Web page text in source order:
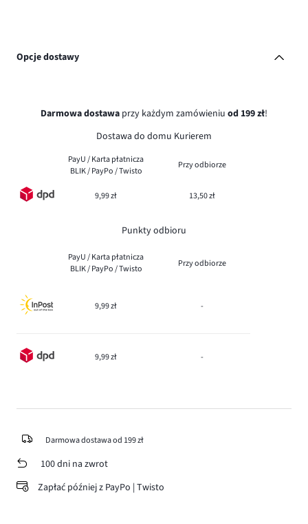
Opcje dostawy
Darmowa dostawa przy każdym zamówieniu od 199 zł!
Dostawa do domu Kurierem
PayU / Karta płatnicza
BLIK / PayPo / Twisto
Przy odbiorze
9,99 zł 13,50 zł
Punkty odbioru
PayU / Karta płatnicza
BLIK / PayPo / Twisto
Przy odbiorze
9,99 zł -
9,99 zł -
Darmowa dostawa od 199 zł
100 dni na zwrot
Zapłać później z PayPo | Twisto